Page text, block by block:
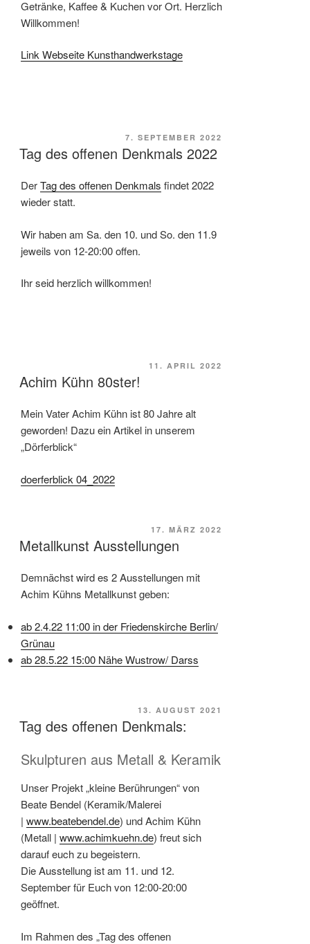
Getränke, Kaffee & Kuchen vor Ort. Herzlich
Willkommen!
Link Webseite Kunsthandwerkstage
AM
7. SEPTEMBER 2022
Tag des offenen Denkmals 2022
DerTag des offenen Denkmals findet 2022
wieder statt.
Wir haben am Sa. den 10. und So. den 11.9
jeweils von 12-20:00 offen.
Ihr seid herzlich willkommen!
AM
11. APRIL 2022
Achim Kühn 80ster!
Mein Vater Achim Kühn ist 80 Jahre alt
geworden! Dazu ein Artikel in unserem
„Dörferblick“
doerferblick 04_2022
AM
17. MÄRZ 2022
Metallkunst Ausstellungen
Demnächst wird es 2 Ausstellungen mit
Achim Kühns Metallkunst geben:
ab 2.4.22 11:00 in der Friedenskirche Berlin/
Grünau
ab 28.5.22 15:00 Nähe Wustrow/ Darss
AM
13. AUGUST 2021
Tag des offenen Denkmals:
Skulpturen aus Metall & Keramik
Unser Projekt „kleine Berührungen“ von
Beate Bendel (Keramik/Malerei
| www.beatebendel.de) und Achim Kühn
(Metall | www.achimkuehn.de) freut sich
darauf euch zu begeistern.
Die Ausstellung ist am 11. und 12.
September für Euch von 12:00-20:00
geöffnet.
Im Rahmen des „Tag des offenen